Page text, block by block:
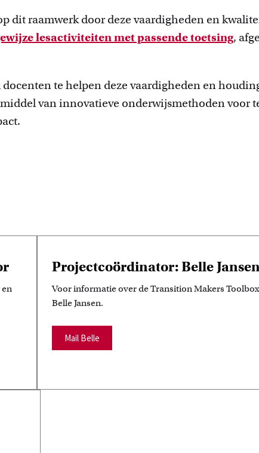
dit raamwerk door deze vaardigheden en
lesactiviteiten met passende toetsing,
te helpen deze vaardigheden en
van innovatieve onderwijsmethoden voor
Projectcoördinator: Belle
Voor informatie over de Transition Makers
Belle Jansen.
Mail Belle